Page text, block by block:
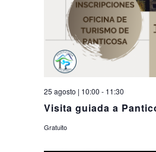
25 agosto | 10:00 - 11:30
Visita guiada a
Gratuito